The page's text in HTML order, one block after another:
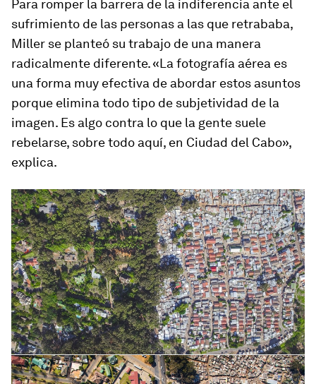
Para romper la barrera de la indiferencia ante el
sufrimiento de las personas a las que retrababa,
Miller se planteó su trabajo de una manera
radicalmente diferente. «La fotografía aérea es
una forma muy efectiva de abordar estos asuntos
porque elimina todo tipo de subjetividad de la
imagen. Es algo contra lo que la gente suele
rebelarse, sobre todo aquí, en Ciudad del Cabo»,
explica.